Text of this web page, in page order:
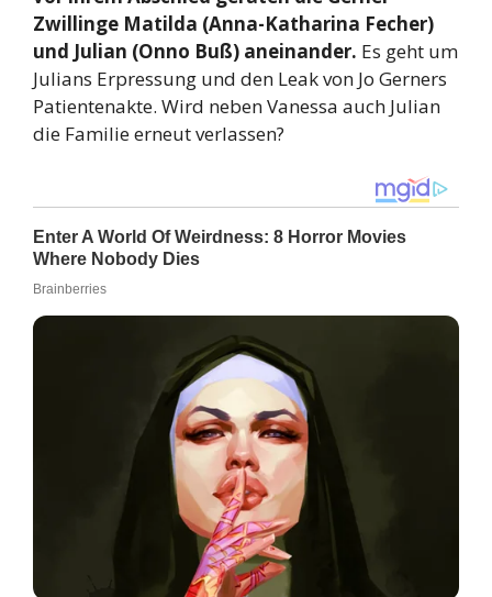
Zwillinge Matilda (Anna-Katharina Fecher)
und Julian (Onno Buß) aneinander. Es geht um
Julians Erpressung und den Leak von Jo Gerners
Patientenakte. Wird neben Vanessa auch Julian
die Familie erneut verlassen?